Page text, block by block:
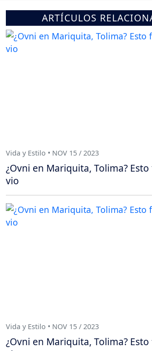
ARTÍCULOS
Vida y Estilo • NOV 15 / 2023
¿Ovni en Mariquita, Tolima?
vio
Vida y Estilo • NOV 15 / 2023
¿Ovni en Mariquita, Tolima?